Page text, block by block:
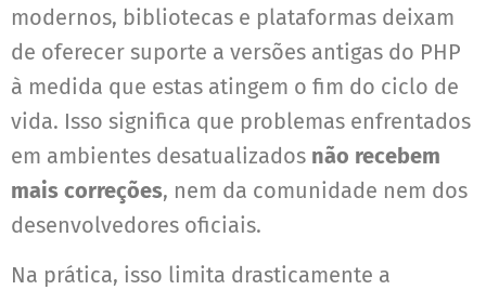
modernos, bibliotecas e plataformas deixam
de oferecer suporte a versões antigas do PHP
à medida que estas atingem o fim do ciclo de
vida. Isso significa que problemas enfrentados
em ambientes desatualizados não recebem
mais correções, nem da comunidade nem dos
desenvolvedores oficiais.
Na prática, isso limita drasticamente a